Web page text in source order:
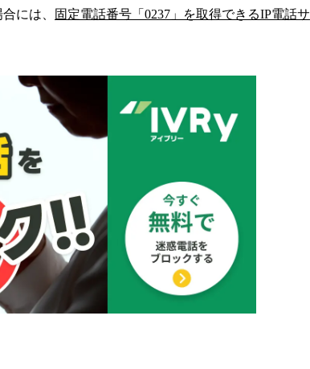
には、 固定電話番号「 0237 」を取得できるIP電話サ